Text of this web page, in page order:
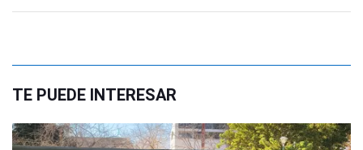
TE PUEDE INTERESAR